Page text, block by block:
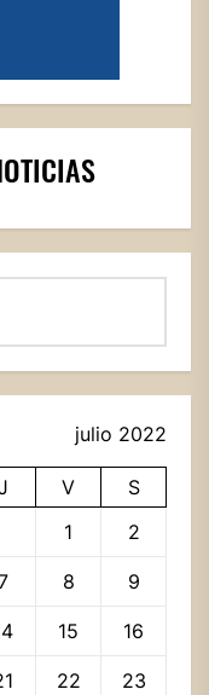
julio 2022
V
S
1
2
8 9
15 16
22 23